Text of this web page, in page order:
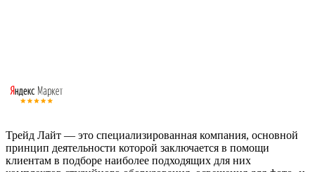
Трейд Лайт — это специализированная компания, основной
принцип деятельности которой заключается в помощи
клиентам в подборе наиболее подходящих для них